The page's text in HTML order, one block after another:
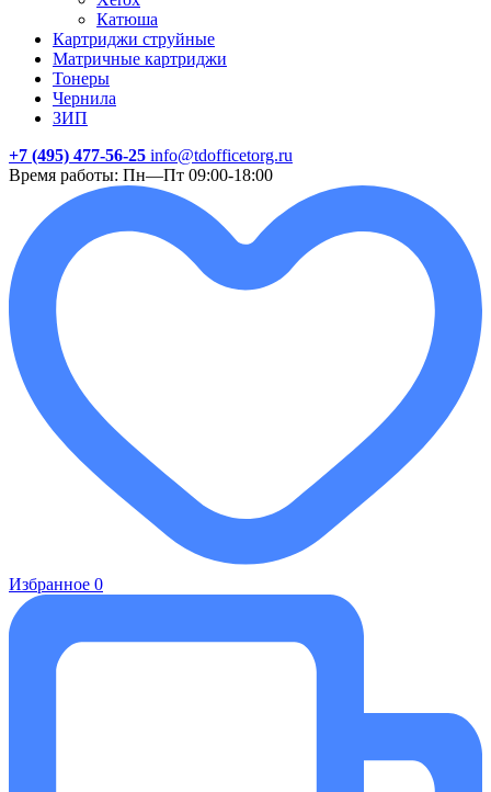
Катюша
Картриджи струйные
Матричные картриджи
Тонеры
Чернила
ЗИП
+7 (495) 477-56-25 info@tdofficetorg.ru
Время работы: Пн—Пт 09:00-18:00
Избранное 0